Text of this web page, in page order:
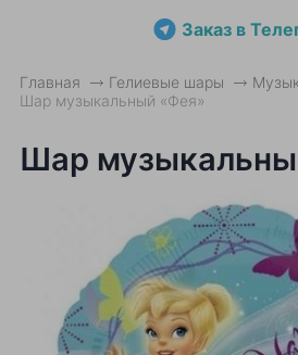
Заказ в
Главная Гелиевые шары
Шар музыкальный «Фея»
Шар